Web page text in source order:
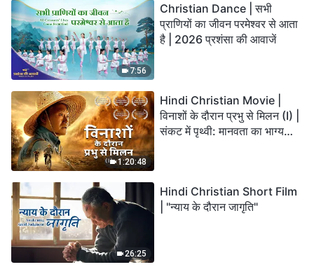
7:56
Christian Dance | सभी
प्राणियों का जीवन परमेश्वर से आता
है | 2026 प्रशंसा की आवाजें
1:20:48
Hindi Christian Movie |
विनाशों के दौरान प्रभु से मिलन (I) |
संकट में पृथ्वी: मानवता का भाग्य
26:25
Hindi Christian Short Film
| "न्याय के दौरान जागृति"